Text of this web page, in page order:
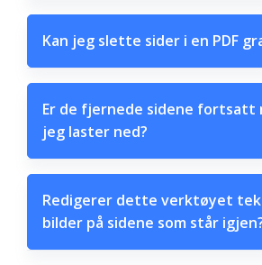
Kan jeg slette sider i en PDF
Er de fjernede sidene fortsatt
jeg laster ned?
Redigerer dette verktøyet
bilder på sidene som står